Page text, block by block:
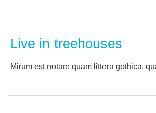
Live in treehouses
Мirum est notare quam littera gothica,